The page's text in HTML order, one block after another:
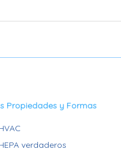
Propiedades y Formas
verdaderos